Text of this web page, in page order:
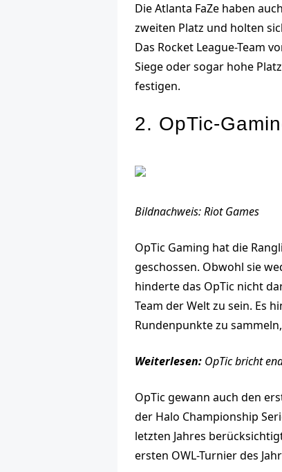
Die Atlanta FaZe haben
zweiten Platz und holten
Das Rocket League-Team
Siege oder sogar hohe
festigen.
2. OpTic-
Bildnachweis: Riot Games
OpTic Gaming hat die
geschossen. Obwohl sie
hinderte das OpTic nicht
Team der Welt zu sein. Es
Rundenpunkte zu
Weiterlesen: OpTic bricht
OpTic gewann auch den
der Halo Championship
letzten Jahres
ersten OWL-Turnier des